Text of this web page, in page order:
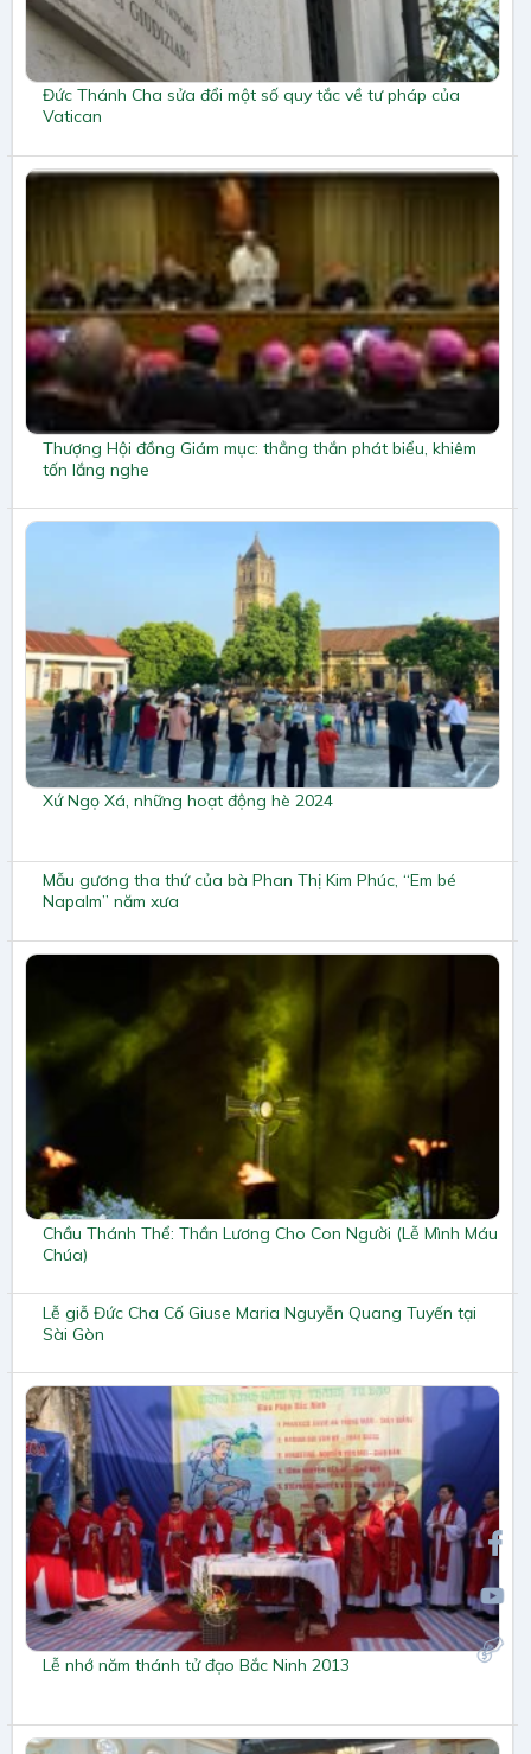
Đức Thánh Cha sửa đổi một số quy tắc về tư pháp của
Vatican
Thượng Hội đồng Giám mục: thẳng thắn phát biểu, khiêm
tốn lắng nghe
Xứ Ngọ Xá, những hoạt động hè 2024
Mẫu gương tha thứ của bà Phan Thị Kim Phúc, “Em bé
Napalm” năm xưa
Chầu Thánh Thể: Thần Lương Cho Con Người (Lễ Mình Máu
Chúa)
Lễ giỗ Đức Cha Cố Giuse Maria Nguyễn Quang Tuyến tại
Sài Gòn
Lễ nhớ năm thánh tử đạo Bắc Ninh 2013